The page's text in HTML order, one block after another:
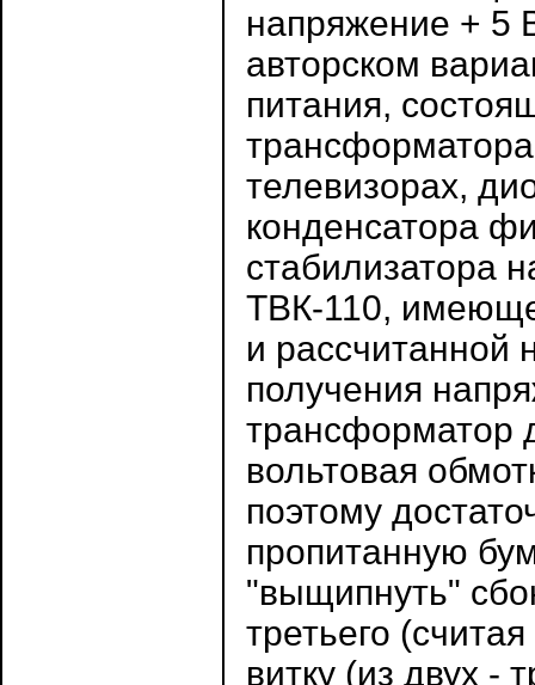
напряжение + 5
авторском
питания,
телевизорах,
конденсатора
стабилизатора
ТВК-110,
и рассчитанной
получения
трансформатор
вольтовая
поэтому
пропитанную
"выщипнуть"
третьего
витку (из двух -